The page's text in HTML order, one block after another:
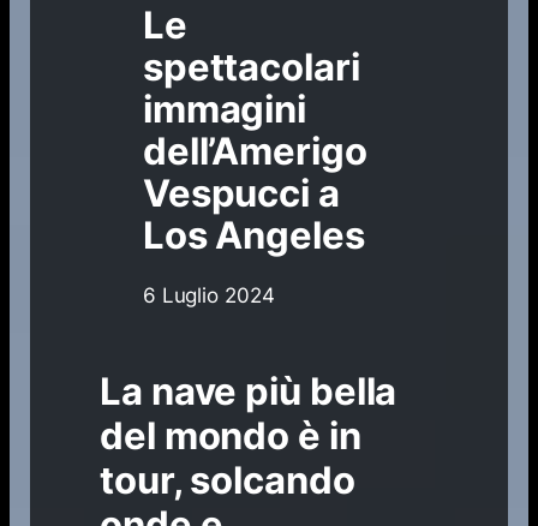
Le
spettacolari
immagini
dell’Amerigo
Vespucci a
Los Angeles
6 Luglio 2024
La nave più bella
del mondo è in
tour, solcando